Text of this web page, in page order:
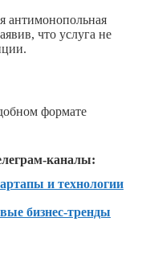
антимонопольная
что услуга не
формате
каналы:
и технологии
бизнес-тренды